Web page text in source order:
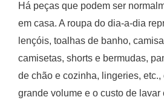
Há peças que podem ser
em casa. A roupa do dia-a-dia
lençóis, toalhas de banho,
camisetas, shorts e bermudas,
de chão e cozinha, lingeries, etc.,
grande volume e o custo de lavar